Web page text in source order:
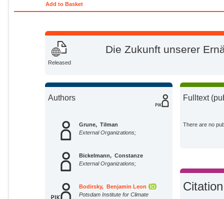
Add to Basket
Released
Die Zukunft unserer
Authors
Grune, Tilman
External Organizations;
Bickelmann, Constanze
External Organizations;
Bodirsky, Benjamin Leon
Potsdam Institute for Climate
Fulltext
There are no
Citation